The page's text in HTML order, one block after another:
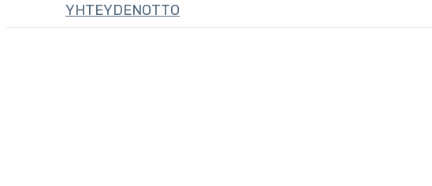
YHTEYDENOTTO